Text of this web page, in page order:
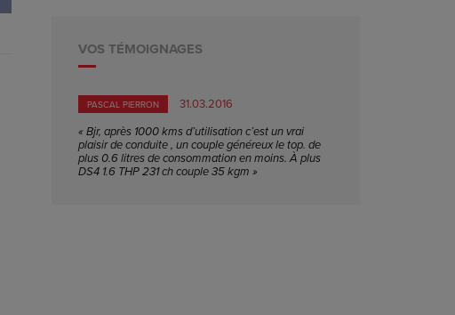
VOS TÉMOIGNAGES
PASCAL PIERRON 31.03.2016
« Bjr, après 1000 kms d’utilisation c’est un vrai
plaisir de conduite , un couple généreux le top. de
plus 0.6 litres de consommation en moins. À plus
DS4 1.6 THP 231 ch couple 35 kgm »